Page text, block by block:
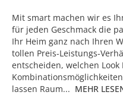
Mit smart machen wir es
für jeden Geschmack die
Ihr Heim ganz nach Ihren
tollen Preis-Leistungs-
entscheiden, welchen
lassen Raum... MEHR